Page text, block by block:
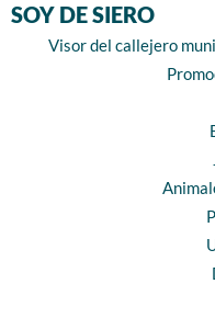
SOY DE SIERO
Visor del callejero